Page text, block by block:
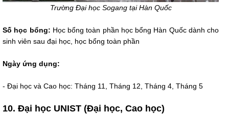
Trường Đại học Sogang tại Hàn Quốc
Số học bổng: Học bổng toàn phần học bổng Hàn Quốc dành cho
sinh viên sau đại học, học bổng toàn phần
Ngày ứng dụng:
- Đại học và Cao học: Tháng 11, Tháng 12, Tháng 4, Tháng 5
10. Đại học UNIST (Đại học, Cao học)